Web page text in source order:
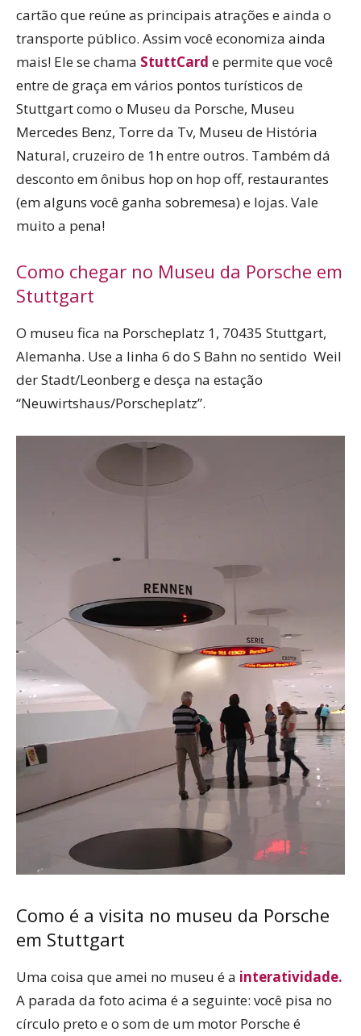
cartão que reúne as principais atrações e ainda o
transporte público. Assim você economiza ainda
mais! Ele se chama StuttCard e permite que você
entre de graça em vários pontos turísticos de
Stuttgart como o Museu da Porsche, Museu
Mercedes Benz, Torre da Tv, Museu de História
Natural, cruzeiro de 1h entre outros. Também dá
desconto em ônibus hop on hop off, restaurantes
(em alguns você ganha sobremesa) e lojas. Vale
muito a pena!
Como chegar no Museu da Porsche em
Stuttgart
O museu fica na Porscheplatz 1, 70435 Stuttgart,
Alemanha. Use a linha 6 do S Bahn no sentido Weil
der Stadt/Leonberg e desça na estação
“Neuwirtshaus/Porscheplatz”.
Como é a visita no museu da Porsche
em Stuttgart
Uma coisa que amei no museu é a interatividade.
A parada da foto acima é a seguinte: você pisa no
círculo preto e o som de um motor Porsche é